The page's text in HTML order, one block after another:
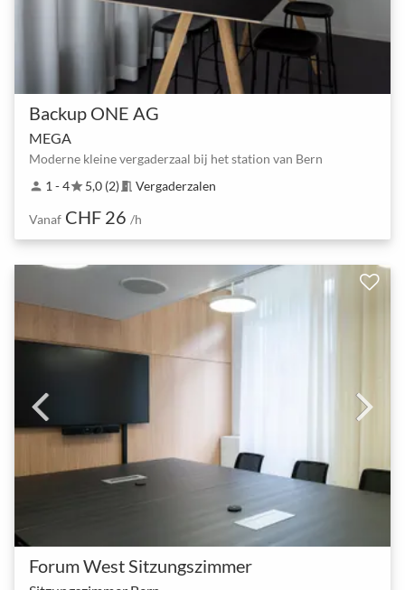
Backup ONE AG
MEGA
Moderne kleine vergaderzaal bij het station van Bern
person 1 - 4star5,0 (2) meeting_room Vergaderzalen
Vanaf CHF 26 /h
Forum West Sitzungszimmer